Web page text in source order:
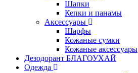
Шапки
Кепки и панамы
Аксессуары
Шарфы
Кожаные сумки
Кожаные аксессуары
Дезодорант БЛАГОУХАЙ
Одежда